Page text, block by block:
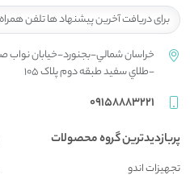
-طلاي سفيد طبقه دوم پلاک 105
09158883221
پربازدیدترین گروه محصولات
تجهیزات اندو